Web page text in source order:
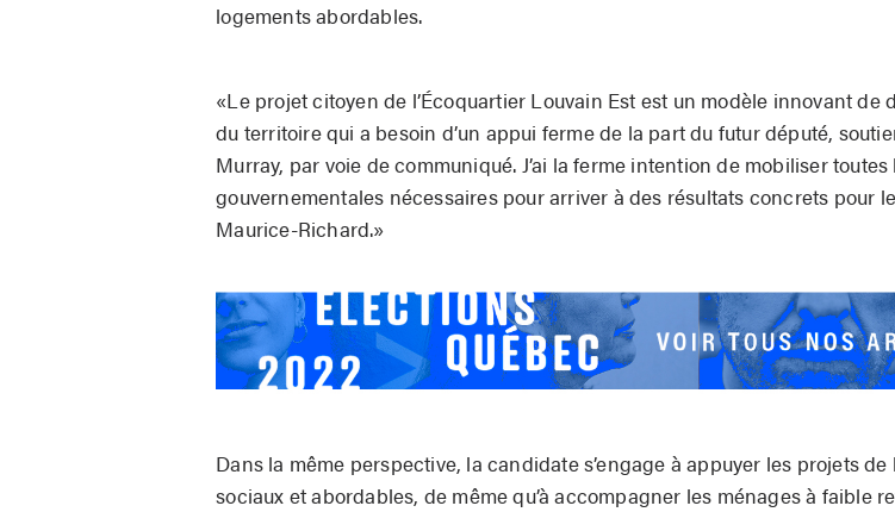
logements abordables.
«Le projet citoyen de l’Écoquartier Louvain Est est un modèle innovant de
du territoire qui a besoin d’un appui ferme de la part du futur député,
Murray, par voie de communiqué. J’ai la ferme intention de mobiliser
gouvernementales nécessaires pour arriver à des résultats concrets pour
Maurice-Richard.»
Dans la même perspective, la candidate s’engage à appuyer les projets
sociaux et abordables, de même qu’à accompagner les ménages à faible